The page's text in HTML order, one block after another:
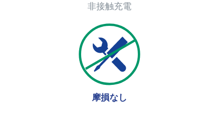
非接触充電
摩損なし